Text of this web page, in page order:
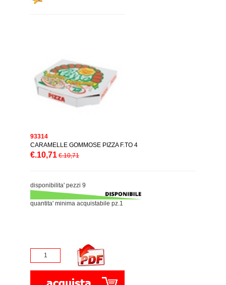
93314
CARAMELLE GOMMOSE PIZZA F.TO 4
€.10,71 €.10,71
disponibilita' pezzi 9
quantita' minima acquistabile pz.1